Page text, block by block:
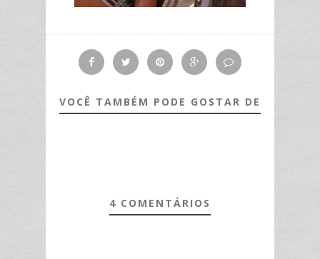
VOCÊ TAMBÉM PODE GOSTAR DE
4 COMENTÁRIOS